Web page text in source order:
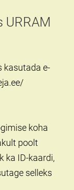
URRAM
kasutada e-
koha
poolt
ka ID-kaardi,
selleks